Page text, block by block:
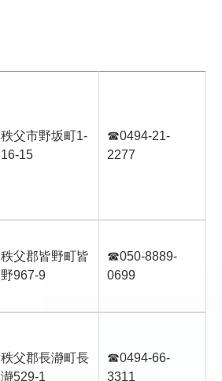
秩父市野坂町1-
16-15
☎0494-21-
2277
秩父郡皆野町皆
野967-9
☎050-8889-
0699
秩父郡長瀞町長
瀞529-1
☎0494-66-
3311